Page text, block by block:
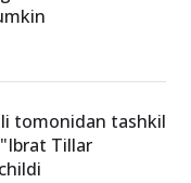
tomonidan tashkil
Tillar